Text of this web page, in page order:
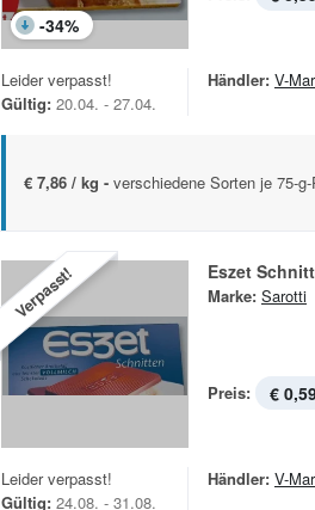
-34%
Leider verpasst!
Gültig: 20.04. - 27.04.
Händler: V-
€ 7,86 / kg - verschiedene Sorten je 75-
Verpasst! Eszet
Marke: Sarotti
Preis: €
Leider verpasst!
Gültig: 24.08. - 31.08.
Händler: V-